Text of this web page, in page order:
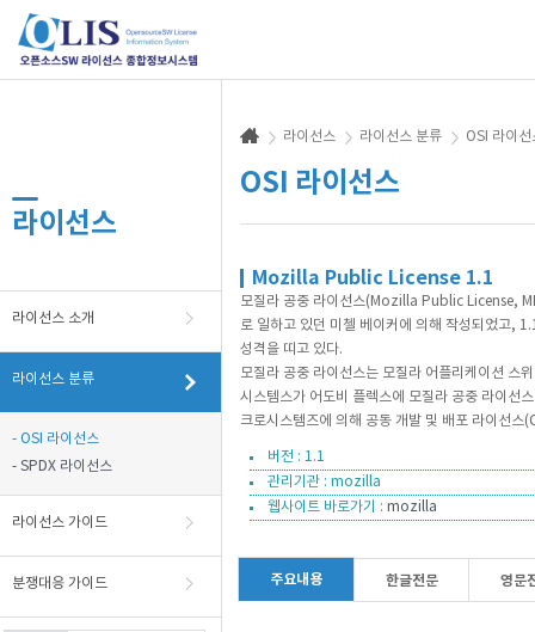
라이선스
라이선스 소개
라이선스 분류
- OSI 라이선스
- SPDX 라이선스
라이선스 가이드
분쟁대응 가이드
라이선스 라이선스 분류 OSI 라이선
OSI 라이선스
Mozilla Public License 1.1
모질라 공중 라이선스(Mozilla Public License,
로 일하고 있던 미첼 베이커에 의해 작성되었고,
성격을 띠고 있다.
모질라 공중 라이선스는 모질라 어플리케이션 스
시스템스가 어도비 플렉스에 모질라 공중 라이선
크로시스템즈에 의해 공동 개발 및 배포 라이선스
버전 : 1.1
관리기관 : mozilla
웹사이트 바로가기 : mozilla
주요내용 한글전문 영문